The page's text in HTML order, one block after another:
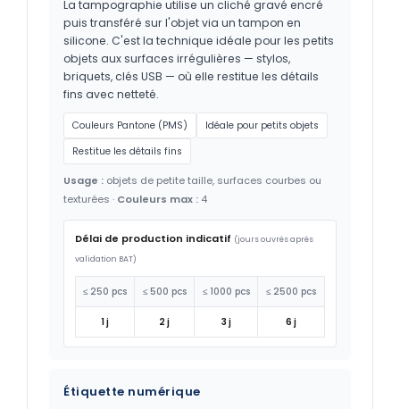
La tampographie utilise un cliché gravé encré
puis transféré sur l'objet via un tampon en
silicone. C'est la technique idéale pour les petits
objets aux surfaces irrégulières — stylos,
briquets, clés USB — où elle restitue les détails
fins avec netteté.
Couleurs Pantone (PMS)
Idéale pour petits objets
Restitue les détails fins
Usage : objets de petite taille, surfaces courbes ou
texturées · Couleurs max : 4
Délai de production indicatif (jours ouvrés après
validation BAT)
≤ 250 pcs ≤ 500 pcs ≤ 1000 pcs ≤ 2500 pcs
1 j 2 j 3 j 6 j
Étiquette numérique